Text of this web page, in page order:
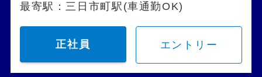
最寄駅：三日市町駅(車通勤OK)
正社員 エントリー